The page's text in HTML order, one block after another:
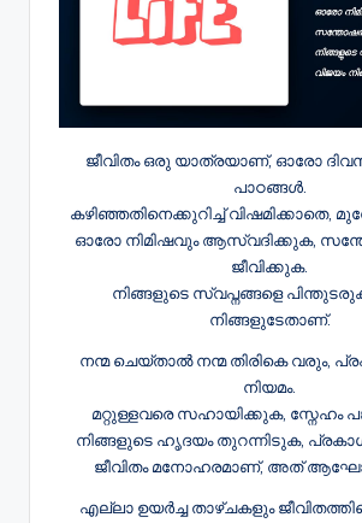
ജീവിതം ഒരു യാത്രയാണ്, ഓരോ
പാഠങ്ങൾ.
കഴിഞ്ഞതിനെക്കുറിച്ച് വിഷമിക്കാതെ,
ഓരോ നിമിഷവും ആസ്വദിക്കുക,
ജീവിക്കുക.
നിങ്ങളുടെ സ്വപ്നങ്ങളെ
നിങ്ങളുടേതാണ്.
നന്മ ചെയ്താൽ നന്മ തിരികെ വരും,
നിയമം.
മറ്റുള്ളവരെ സഹായിക്കുക, സ്നേഹം
നിങ്ങളുടെ ഹൃദയം തുറന്നിടുക,
ജീവിതം മനോഹരമാണ്, അത്
എല്ലാ ഉയർച്ച താഴ്ചകളും